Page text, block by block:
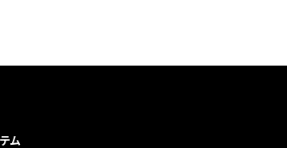
ム